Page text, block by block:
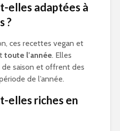
elles adaptées à
?
ces recettes vegan et
toute l’année. Elles
saison et offrent des
de l’année.
elles riches en